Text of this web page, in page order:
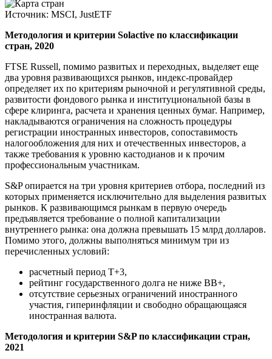
Источник: MSCI, JustETF
Методология и критерии Solactive по классификации
стран, 2020
FTSE Russell, помимо развитых и переходных, выделяет еще
два уровня развивающихся рынков, индекс-провайдер
определяет их по критериям рыночной и регулятивной среды,
развитости фондового рынка и институциональной базы в
сфере клиринга, расчета и хранения ценных бумаг. Например,
накладываются ограничения на сложность процедуры
регистрации иностранных инвесторов, сопоставимость
налогообложения для них и отечественных инвесторов, а
также требования к уровню кастодианов и к прочим
профессиональным участникам.
S&P опирается на три уровня критериев отбора, последний из
которых применяется исключительно для выделения развитых
рынков. К развивающимся рынкам в первую очередь
предъявляется требование о полной капитализации
внутреннего рынка: она должна превышать 15 млрд долларов.
Помимо этого, должны выполняться минимум три из
перечисленных условий:
расчетный период Т+3,
рейтинг государственного долга не ниже BB+,
отсутствие серьезных ограничений иностранного
участия, гиперинфляции и свободно обращающаяся
иностранная валюта.
Методология и критерии S&P по классификации стран,
2021